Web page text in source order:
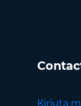
Kirjuta